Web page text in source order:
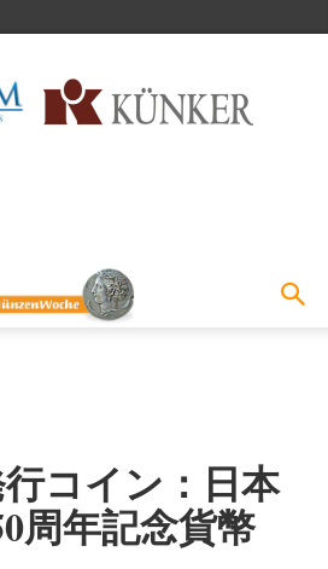
コイン：日本
周年記念貨幣